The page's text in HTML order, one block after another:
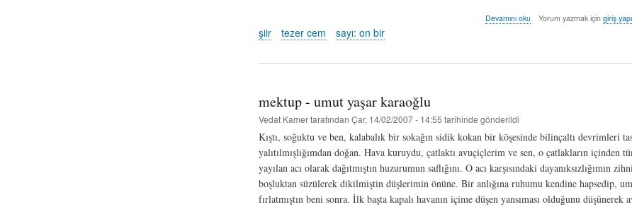
ay
cem
Devamını oku Yorum yazmak içingiriş
şiir tezer cem sayı: on bir
mektup - umut yaşar karaoğlu
Vedat Kamertarafından Çar, 14/02/2007 - 14:55 tarihinde gönderildi
Kıştı, soğuktu ve ben, kalabalık bir sokağın sidik kokan bir köşesinde bilinçaltı devrimleri
yalıtılmışlığımdan doğan. Hava kuruydu, çatlaktı avuçiçlerim ve sen, o çatlakların içinden
yayılan acı olarak dağıtmıştın huzurumun saflığını. O acı karşısındaki dayanıksızlığımın
boşluktan süzülerek dikilmiştin düşlerimin önüne. Bir anlığına ruhumu kendine hapsedip,
fırlatmıştın beni sonra. İlk başta kapalı havanın içime düşen yansıması olduğunu düşünerek